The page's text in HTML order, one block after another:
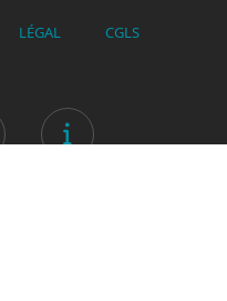
LÉGAL CGLS
Instagram Tiktok